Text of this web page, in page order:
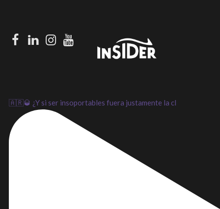
Facebook
LinkedIn
Instagram
Youtube
🇦🇷🥃 ¿Y si ser insoportables fuera justamente la cl